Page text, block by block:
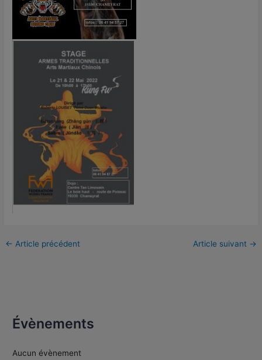
← Article précédent Article suivant →
Évènements
Aucun évènement